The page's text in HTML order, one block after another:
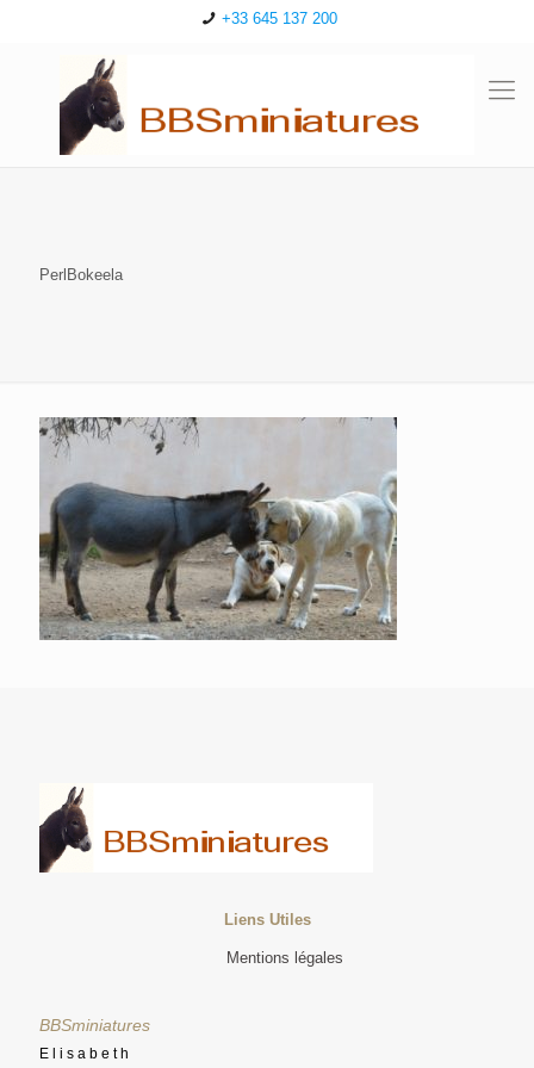
+33 645 137 200
PerlBokeela
Liens Utiles
Mentions légales
BBSminiatures
Elisabeth